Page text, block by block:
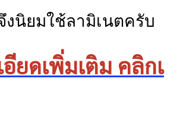
งนิยมใช้ลามิเนตครับ
อียดเพิ่มเติม คลิกเ